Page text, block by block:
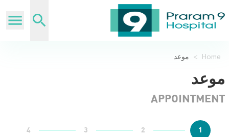
Home
> موعد
موعد
APPOINTMENT
1
2
3
4